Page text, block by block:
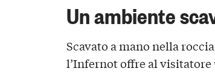
Un ambiente
Scavato a mano nella
l’Infernot offre al visitatore